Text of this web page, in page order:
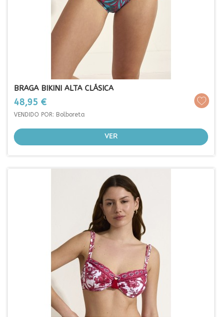
BRAGA BIKINI ALTA CLÁSICA
Prezo
48,95 €
VENDIDO POR: Bolboreta
VER